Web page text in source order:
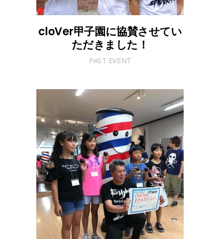
cloVer甲子園に協賛させてい
ただきました！
PAST EVENT